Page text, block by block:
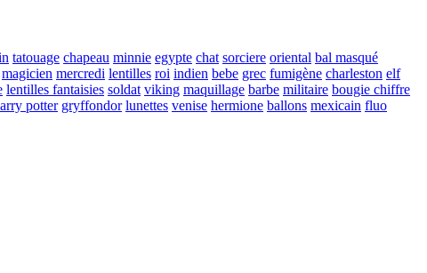
tatouage chapeau minnie egypte chat sorciere oriental bal masqué
magicien mercredi lentilles roi indien bebe grec fumigène charleston elf
lentilles fantaisies soldat viking maquillage barbe militaire bougie chiffre
potter gryffondor lunettes venise hermione ballons mexicain fluo